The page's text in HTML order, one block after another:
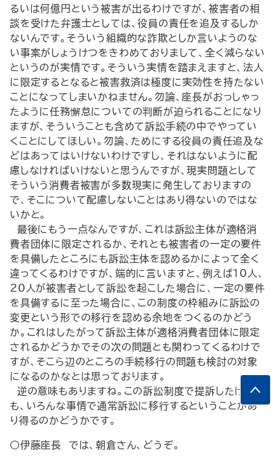
るいは何億円という被害が出るわけですが、被害者の相
談を受けた弁護士としては、役員の責任を追及するしか
ないんです。そういう組織的な詐欺としか言いようのな
い事案がしょうけつをきわめておりまして、全く減らない
というのが実情です。そういう実情を踏まえますと、法人
に限定するとなると被害救済は極度に実効性を持たない
ことになってしまいかねません。勿論、座長がおっしゃっ
たように任務懈怠についての判断が迫られることになり
ますが、そういうことも含めて訴訟手続の中でやってい
くことにしてほしい。勿論、ためにする役員の責任追及な
どはあってはいけないわけですし、それはないように配
慮しなければいけないと思うんですが、現実問題として
そういう消費者被害が多数現実に発生しておりますの
で、そこについて配慮しないことはあり得ないのではな
いかと。
最後にもう一点なんですが、これは訴訟主体が適格消
費者団体に限定されるか、それとも被害者の一定の要件
を具備したところにも訴訟主体を認めるかによって全く
違ってくるわけですが、端的に言いますと、例えば10人、
20人が被害者として訴訟を起こした場合に、一定の要件
を具備するに至った場合に、この制度の枠組みに訴訟の
変更という形での移行を認める余地をつくるのかどう
か。これはしたがって訴訟主体が適格消費者団体に限定
されるかどうかでその次の問題とも関わってくるわけで
すが、そこら辺のところの手続移行の問題も検討の対象
になるのかなとは思っております。
逆の意味もありますね。この訴訟制度で提訴したけれど
も、いろんな事情で通常訴訟に移行するということがあ
り得るのかどうかです。
○伊藤座長 では、朝倉さん、どうぞ。